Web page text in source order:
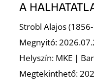
A
Strobl Alajos
Megnyitó:
Helyszín: MKE |
Megtekinthető: